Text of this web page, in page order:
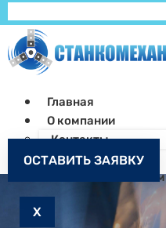
Главная
О компании
Контакты
Как заказать
Запчасти к станкам
X
ОСТАВИТЬ ЗАЯВКУ